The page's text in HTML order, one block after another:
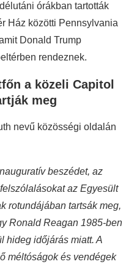
órákban tartották
Ház közötti Pennsylvania
Donald Trump
rendeznek.
a közeli Capitol
meg
nevű közösségi oldalán
beszédet, az
az Egyesült
rotundájában tartsák meg,
Ronald Reagan 1985-ben
hideg időjárás miatt. A
méltóságok és vendégek